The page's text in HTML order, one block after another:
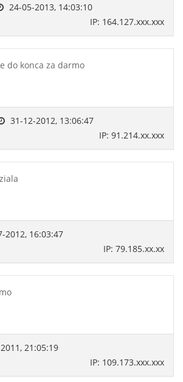
24-05-2013, 14:03:10
IP: 164.127.xxx.xxx
do konca za darmo
31-12-2012, 13:06:47
IP: 91.214.xx.xxx
2012, 16:03:47
IP: 79.185.xx.xx
21:05:19
IP: 109.173.xxx.xxx